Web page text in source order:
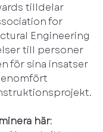
tilldelar
for
Engineering
till personer
för sina insatser
här: